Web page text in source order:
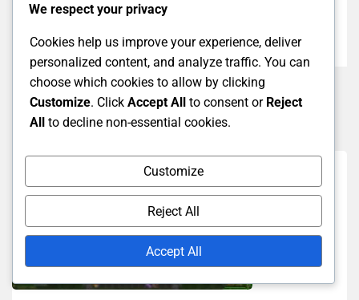
Related Posts
We respect your privacy
Cookies help us improve your experience, deliver
personalized content, and analyze traffic. You can
choose which cookies to allow by clicking
Customize. Click Accept All to consent or Reject
All to decline non-essential cookies.
Customize
Reject All
Accept All